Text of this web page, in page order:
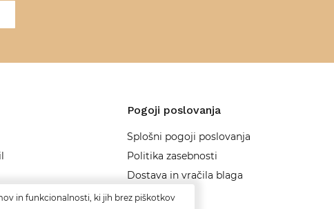
Pogoji poslovanja
Splošni pogoji poslovanja
Politika zasebnosti
Dostava in vračila blaga
Načini plačila
in funkcionalnosti, ki jih brez piškotkov